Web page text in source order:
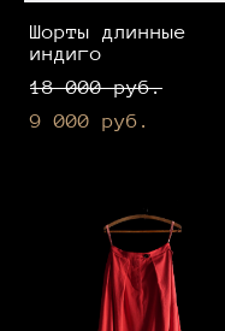
Шорты длинные
индиго
18 000 pуб.
9 000 pуб.